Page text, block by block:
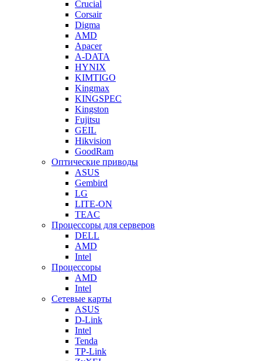
Crucial
Corsair
Digma
AMD
Apacer
A-DATA
HYNIX
KIMTIGO
Kingmax
KINGSPEC
Kingston
Fujitsu
GEIL
Hikvision
GoodRam
Оптические приводы
ASUS
Gembird
LG
LITE-ON
TEAC
Процессоры для серверов
DELL
AMD
Intel
Процессоры
AMD
Intel
Сетевые карты
ASUS
D-Link
Intel
Tenda
TP-Link